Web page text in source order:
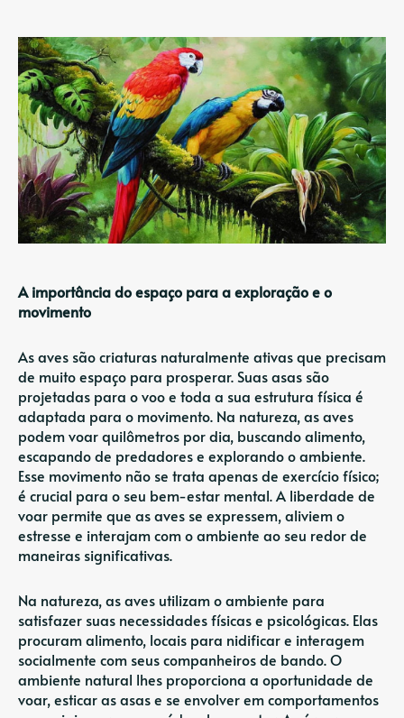
A importância do espaço para a exploração e o
movimento
As aves são criaturas naturalmente ativas que precisam
de muito espaço para prosperar. Suas asas são
projetadas para o voo e toda a sua estrutura física é
adaptada para o movimento. Na natureza, as aves
podem voar quilômetros por dia, buscando alimento,
escapando de predadores e explorando o ambiente.
Esse movimento não se trata apenas de exercício físico;
é crucial para o seu bem-estar mental. A liberdade de
voar permite que as aves se expressem, aliviem o
estresse e interajam com o ambiente ao seu redor de
maneiras significativas.
Na natureza, as aves utilizam o ambiente para
satisfazer suas necessidades físicas e psicológicas. Elas
procuram alimento, locais para nidificar e interagem
socialmente com seus companheiros de bando. O
ambiente natural lhes proporciona a oportunidade de
voar, esticar as asas e se envolver em comportamentos